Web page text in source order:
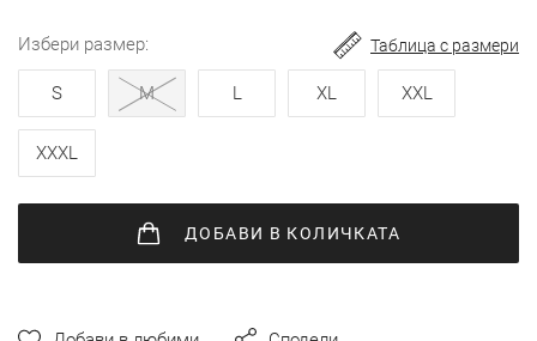
избери размер
S M L XL XXL
XXXL
Таблица с размери
ДОБАВИ В КОЛИЧКАТА